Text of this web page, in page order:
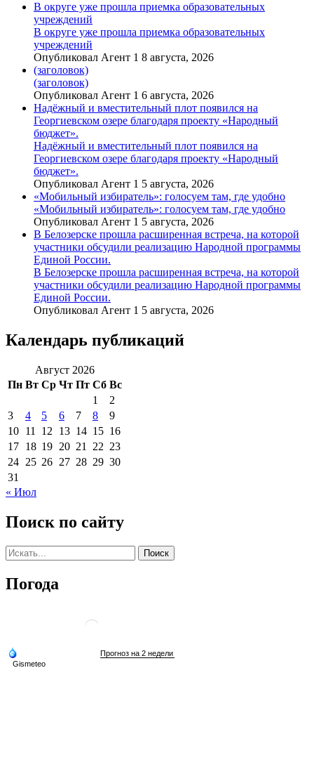
В округе уже прошла приемка образовательных
учреждений
В округе уже прошла приемка образовательных
учреждений
Опубликовал Агент 1 8 августа, 2026
(заголовок)
(заголовок)
Опубликовал Агент 1 6 августа, 2026
Надёжный и вместительный плот появился на
Георгиевском озере благодаря проекту «Народный
бюджет».
Надёжный и вместительный плот появился на
Георгиевском озере благодаря проекту «Народный
бюджет».
Опубликовал Агент 1 5 августа, 2026
«Мобильный избиратель»: голосуем там, где удобно
«Мобильный избиратель»: голосуем там, где удобно
Опубликовал Агент 1 5 августа, 2026
В Белозерске прошла расширенная встреча, на которой
участники обсудили реализацию Народной программы
Единой России.
В Белозерске прошла расширенная встреча, на которой
участники обсудили реализацию Народной программы
Единой России.
Опубликовал Агент 1 5 августа, 2026
Календарь публикаций
Август 2026
Пн Вт Ср Чт Пт Сб Вс
1
2
3
4 5 6 7 8
9
10 11 12 13 14 15 16
17 18 19 20 21 22 23
24 25 26 27 28 29 30
31
« Июл
Поиск по сайту
Погода